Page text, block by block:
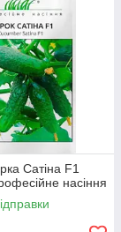
Сатіна F1
насіння